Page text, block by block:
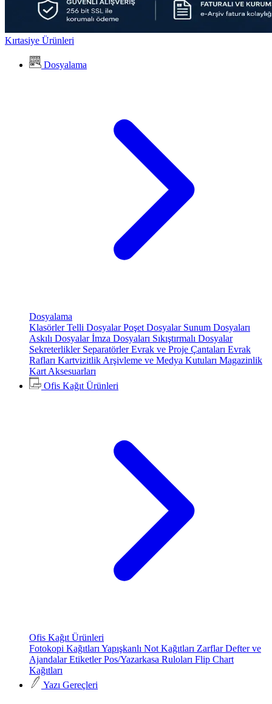
Kırtasiye Ürünleri
Dosyalama
Dosyalama
KlasörlerTelli DosyalarPoşet Dosyalar Sunum Dosyaları
Askılı Dosyalarİmza Dosyaları Sıkıştırmalı Dosyalar
Sekreterlikler SeparatörlerEvrak ve Proje Çantaları Evrak
Rafları Kartvizitlik Arşivleme ve Medya Kutuları Magazinlik
Kart Aksesuarları
Ofis Kağıt Ürünleri
Ofis Kağıt Ürünleri
Fotokopi Kağıtları Yapışkanlı Not Kağıtları ZarflarDefter ve
AjandalarEtiketlerPos/Yazarkasa Ruloları Flip Chart
Kağıtları
Yazı Gereçleri